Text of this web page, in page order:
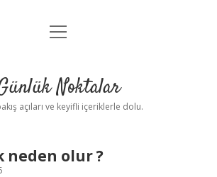
Anasayfa
Yasal Uyarı
menüyü
Noktalar
açıları ve keyifli içeriklerle dolu.
neden olur ?